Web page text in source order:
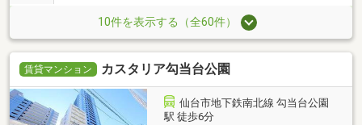
10件を表示する（全60件）
賃貸マンション カスタリア勾当台公園
仙台市地下鉄南北線 勾当台公園
駅 徒歩6分